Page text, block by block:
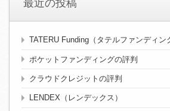
最近の投稿
TATERU Funding（タテルファンディン
ポケットファンディングの評判
クラウドクレジットの評判
LENDEX（レンデックス）